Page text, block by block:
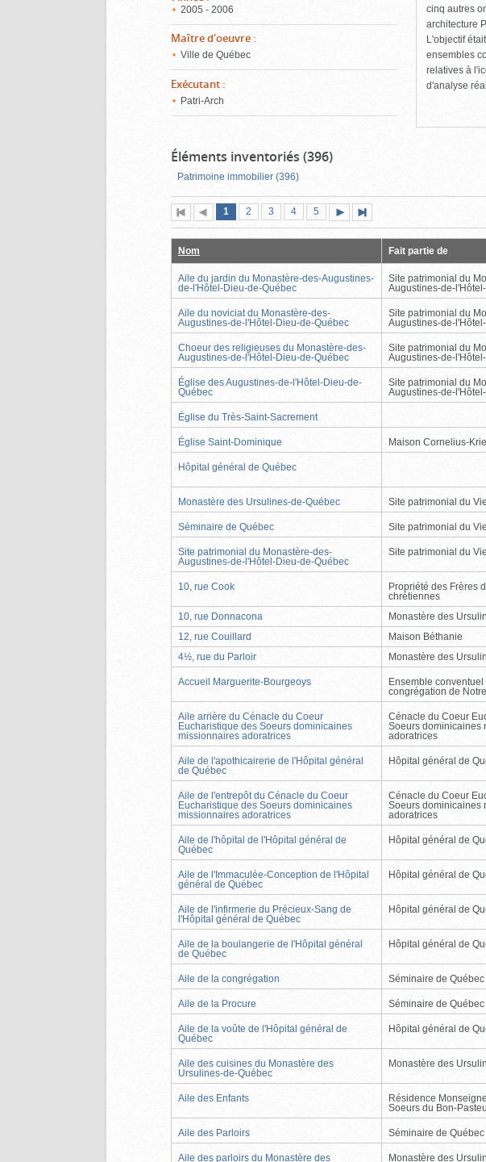
2005 - 2006
Maître d'oeuvre :
Ville de Québec
Exécutant :
Patri-Arch
cinq autres
architecture
L'objectif
ensembles
relatives à
d'analyse
Éléments inventoriés (396)
Patrimoine immobilier (396)
Première
page
Page
précédente
Page
1 (page
actuelle)
Page
2 Page
3 Page
4 Page
5
suivante
page
Nom Fait partie de
Aile du jardin du Monastère-des-Augustines-
de-l'Hôtel-Dieu-de-Québec
Site patrimonial du
Augustines-de-
Aile du noviciat du Monastère-des-
Augustines-de-l'Hôtel-Dieu-de-Québec
Site patrimonial du
Augustines-de-
Choeur des religieuses du Monastère-des-
Augustines-de-l'Hôtel-Dieu-de-Québec
Site patrimonial du
Augustines-de-
Église des Augustines-de-l'Hôtel-Dieu-de-
Québec
Site patrimonial du
Augustines-de-
Église du Très-Saint-Sacrement
Église Saint-Dominique Maison Cornelius-
Hôpital général de Québec
Monastère des Ursulines-de-Québec Site patrimonial du
Séminaire de Québec Site patrimonial du
Site patrimonial du Monastère-des-
Augustines-de-l'Hôtel-Dieu-de-Québec
Site patrimonial du
10, rue Cook
Propriété des Frères
chrétiennes
10, rue Donnacona Monastère des
12, rue Couillard
Maison Béthanie
4½, rue du Parloir
Monastère des
Accueil Marguerite-Bourgeoys
Ensemble
congrégation de
Aile arrière du Cénacle du Coeur
Eucharistique des Soeurs dominicaines
missionnaires adoratrices
Cénacle du Coeur
Soeurs dominicaines
adoratrices
Aile de l'apothicairerie de l'Hôpital général
de Québec
Hôpital général de
Aile de l'entrepôt du Cénacle du Coeur
Eucharistique des Soeurs dominicaines
missionnaires adoratrices
Cénacle du Coeur
Soeurs dominicaines
adoratrices
Aile de l'hôpital de l'Hôpital général de
Québec
Hôpital général de
Aile de l'Immaculée-Conception de l'Hôpital
général de Québec
Hôpital général de
Aile de l'infirmerie du Précieux-Sang de
l'Hôpital général de Québec
Hôpital général de
Aile de la boulangerie de l'Hôpital général
de Québec
Hôpital général de
Aile de la congrégation Séminaire de Québec
Aile de la Procure Séminaire de Québec
Aile de la voûte de l'Hôpital général de
Québec
Hôpital général de
Aile des cuisines du Monastère des
Ursulines-de-Québec
Monastère des
Aile des Enfants
Résidence
Soeurs du Bon-
Aile des Parloirs Séminaire de Québec
Aile des parloirs du Monastère des
Monastère des